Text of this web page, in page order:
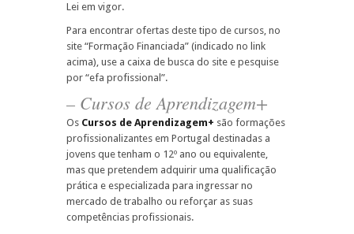
Lei em vigor.
Para encontrar ofertas deste tipo de cursos, no
site “Formação Financiada” (indicado no link
acima), use a caixa de busca do site e pesquise
por “efa profissional”.
– Cursos de Aprendizagem+
Os Cursos de Aprendizagem+ são formações
profissionalizantes em Portugal destinadas a
jovens que tenham o 12º ano ou equivalente,
mas que pretendem adquirir uma qualificação
prática e especializada para ingressar no
mercado de trabalho ou reforçar as suas
competências profissionais.